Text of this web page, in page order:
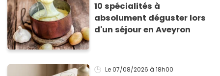
10 spécialités à
absolument déguster lors
d'un séjour en Aveyron
Le 07/08/2026 à 18h00